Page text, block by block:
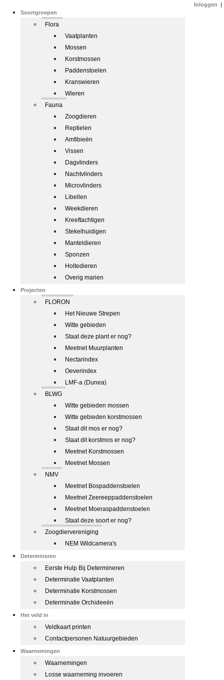
Soortgroepen
Flora
Vaatplanten
Mossen
Korstmossen
Paddenstoelen
Kranswieren
Wieren
Fauna
Zoogdieren
Reptielen
Amfibieën
Vissen
Dagvlinders
Nachtvlinders
Microvlinders
Libellen
Weekdieren
Kreeftachtigen
Stekelhuidigen
Manteldieren
Sponzen
Holtedieren
Overig marien
Projecten
FLORON
Het Nieuwe Strepen
Witte gebieden
Staat deze plant er nog?
Meetnet Muurplanten
Nectarindex
Oeverindex
LMF-a (Dunea)
BLWG
Witte gebieden mossen
Witte gebieden korstmossen
Staat dit mos er nog?
Staat dit korstmos er nog?
Meetnet Korstmossen
Meetnet Mossen
NMV
Meetnet Bospaddenstoelen
Meetnet Zeereeppaddenstoelen
Meetnet Moeraspaddenstoelen
Staat deze soort er nog?
Zoogdiervereniging
NEM Wildcamera's
Determineren
Eerste Hulp Bij Determineren
Determinatie Vaatplanten
Determinatie Korstmossen
Determinatie Orchideeën
Het veld in
Veldkaart printen
Contactpersonen Natuurgebieden
Waarnemingen
Waarnemingen
Losse waarneming invoeren
Inloggen |